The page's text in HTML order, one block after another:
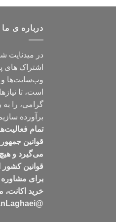
درباره ی ما
در میدنایت
اشتراک های
وب‌سایت‌ها و
است، تا
گرامی، را
برآورده
تمام
قوانین
می‌گیرد و
قوانین کشور
برای مشاوره
خرید اکانت،
@ArmanLaghaei در ارتباط باشید.